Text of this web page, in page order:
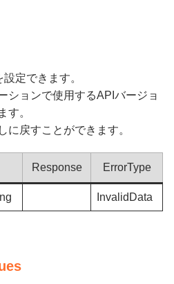
定できます。
ションで使用するAPIバージョ
す。
に戻すことができます。
Response ErrorType
InvalidData